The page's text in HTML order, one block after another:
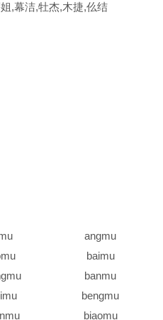
,幕洁,牡杰,木捷,仫结
angmu
baimu
banmu
bengmu
biaomu